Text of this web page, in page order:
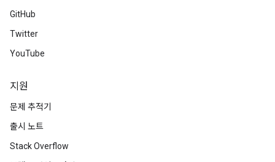
GitHub
Twitter
YouTube
지원
문제 추적기
출시 노트
Stack Overflow